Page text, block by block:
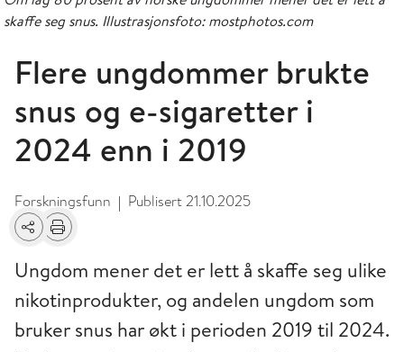
skaffe seg snus. Illustrasjonsfoto: mostphotos.com
Flere ungdommer brukte
snus og e-sigaretter i
2024 enn i 2019
Forskningsfunn | Publisert21.10.2025
Del Skriv ut
Ungdom mener det er lett å skaffe seg ulike
nikotinprodukter, og andelen ungdom som
bruker snus har økt i perioden 2019 til 2024.